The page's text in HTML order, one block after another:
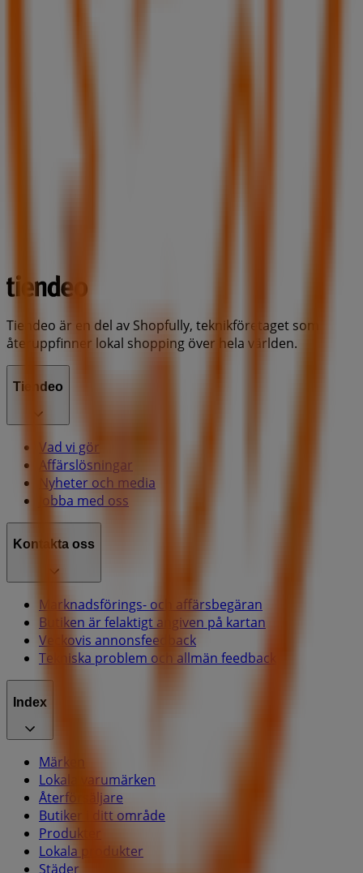
Tiendeo är en del av Shopfully, teknikföretaget som
återuppfinner lokal shopping över hela världen.
Tiendeo
Vad vi gör
Affärslösningar
Nyheter och media
Jobba med oss
Kontakta oss
Marknadsförings- och affärsbegäran
Butiken är felaktigt angiven på kartan
Veckovis annonsfeedback
Tekniska problem och allmän feedback
Index
Märken
Lokala varumärken
Återförsäljare
Butiker i ditt område
Produkter
Lokala produkter
Städer